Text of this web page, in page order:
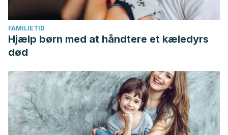
FAMILIETID
Hjælp børn med at håndtere et kæledyrs
død